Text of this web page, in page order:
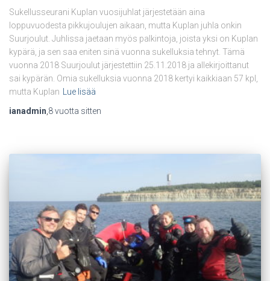
Sukellusseurani Kuplan vuosijuhlat järjestetään aina
loppuvuodesta pikkujoulujen aikaan, mutta Kuplan juhla onkin
Suurjoulut. Juhlissa jaetaan myös palkintoja, joista yksi on Kuplan
kypärä, ja sen saa eniten sinä vuonna sukelluksia tehnyt. Tämä
vuonna 2018 Suurjoulut järjestettiin 25.11.2018 ja allekirjoittanut
sai kypärän. Omia sukelluksia vuonna 2018 kertyi kaikkiaan 57 kpl,
mutta Kuplan
Lue lisää
ianadmin 8 vuotta sitten